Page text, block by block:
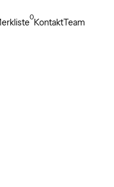
0KontaktTeam